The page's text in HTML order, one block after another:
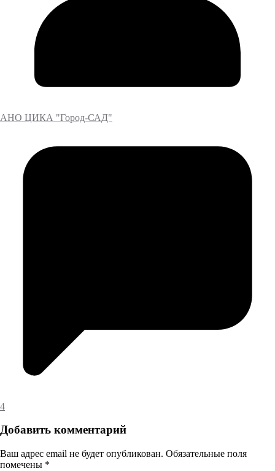
АНО ЦИКА "Город-САД"
4
Добавить комментарий
Ваш адрес email не будет опубликован. Обязательные поля
помечены *